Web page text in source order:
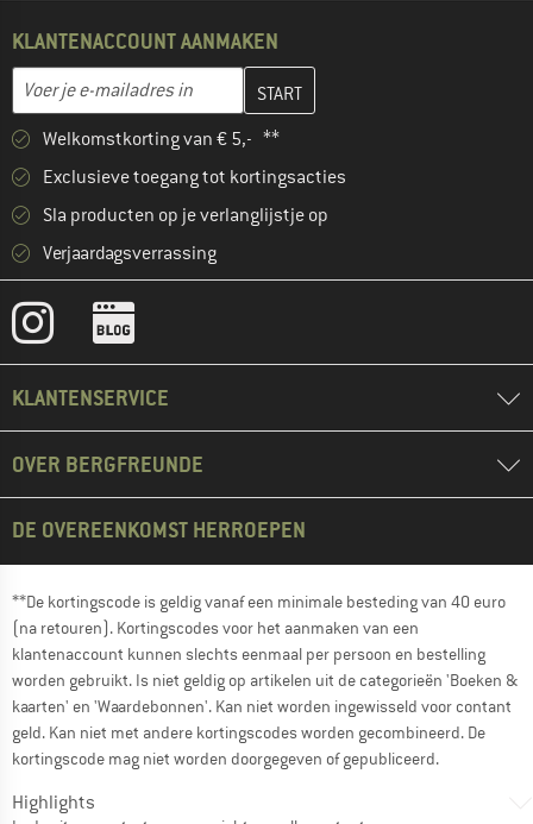
KLANTENACCOUNT AANMAKEN
Voer je e-mailadres in
Vul je e-mailadres hier in en maak in de volgende stap je
Welkomstkorting van € 5,- **
Exclusieve toegang tot kortingsacties
Sla producten op je verlanglijstje op
Verjaardagsverrassing
KLANTENSERVICE
OVER BERGFREUNDE
DE OVEREENKOMST HERROEPEN
**De kortingscode is geldig vanaf een minimale besteding van 40 euro
(na retouren). Kortingscodes voor het aanmaken van een
klantenaccount kunnen slechts eenmaal per persoon en bestelling
worden gebruikt. Is niet geldig op artikelen uit de categorieën 'Boeken &
kaarten' en 'Waardebonnen'. Kan niet worden ingewisseld voor contant
geld. Kan niet met andere kortingscodes worden gecombineerd. De
kortingscode mag niet worden doorgegeven of gepubliceerd.
Highlights